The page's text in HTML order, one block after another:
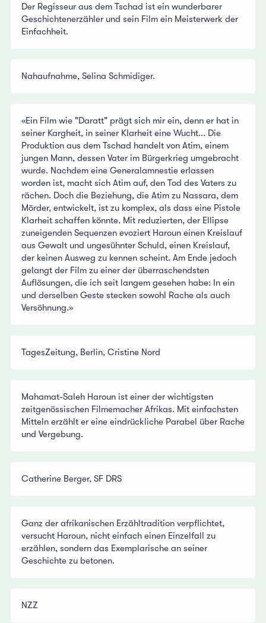
Der Regisseur aus dem Tschad ist ein wunderbarer
Geschichtenerzähler und sein Film ein Meisterwerk der
Einfachheit.
Nahaufnahme, Selina Schmidiger.
«Ein Film wie "Daratt" prägt sich mir ein, denn er hat in
seiner Kargheit, in seiner Klarheit eine Wucht... Die
Produktion aus dem Tschad handelt von Atim, einem
jungen Mann, dessen Vater im Bürgerkrieg umgebracht
wurde. Nachdem eine Generalamnestie erlassen
worden ist, macht sich Atim auf, den Tod des Vaters zu
rächen. Doch die Beziehung, die Atim zu Nassara, dem
Mörder, entwickelt, ist zu komplex, als dass eine Pistole
Klarheit schaffen könnte. Mit reduzierten, der Ellipse
zuneigenden Sequenzen evoziert Haroun einen Kreislauf
aus Gewalt und ungesühnter Schuld, einen Kreislauf,
der keinen Ausweg zu kennen scheint. Am Ende jedoch
gelangt der Film zu einer der überraschendsten
Auflösungen, die ich seit langem gesehen habe: In ein
und derselben Geste stecken sowohl Rache als auch
Versöhnung.»
TagesZeitung, Berlin, Cristine Nord
Mahamat-Saleh Haroun ist einer der wichtigsten
zeitgenössischen Filmemacher Afrikas. Mit einfachsten
Mitteln erzählt er eine eindrückliche Parabel über Rache
und Vergebung.
Catherine Berger, SF DRS
Ganz der afrikanischen Erzähltradition verpflichtet,
versucht Haroun, nicht einfach einen Einzelfall zu
erzählen, sondern das Exemplarische an seiner
Geschichte zu betonen.
NZZ